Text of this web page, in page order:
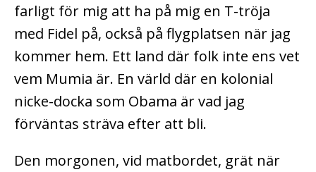
farligt för mig att ha på mig en T-tröja
med Fidel på, också på flygplatsen när jag
kommer hem. Ett land där folk inte ens vet
vem Mumia är. En värld där en kolonial
nicke-docka som Obama är vad jag
förväntas sträva efter att bli.
Den morgonen, vid matbordet, grät när